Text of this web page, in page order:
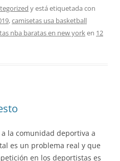
y está etiquetada con
,camisetas usa basketball
nba baratas en new yorken 12
la comunidad deportiva a
es un problema real y que
en los deportistas es